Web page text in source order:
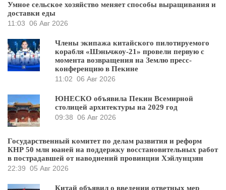
Умное сельское хозяйство меняет способы выращивания и
доставки еды
11:03 06 Авг 2026
Члены экипажа китайского пилотируемого
корабля «Шэньчжоу-21» провели первую с
момента возвращения на Землю пресс-
конференцию в Пекине
11:02 06 Авг 2026
ЮНЕСКО объявила Пекин Всемирной
столицей архитектуры на 2029 год
09:38 06 Авг 2026
Государственный комитет по делам развития и реформ
КНР 50 млн юаней на поддержку восстановительных работ
в пострадавшей от наводнений провинции Хэйлунцзян
22:39 05 Авг 2026
Китай объявил о введении ответных мер